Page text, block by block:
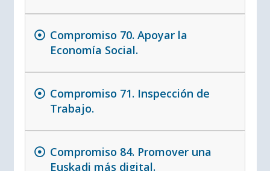
Compromiso 70. Apoyar la
Economía Social.
Compromiso 71. Inspección de
Trabajo.
Compromiso 84. Promover una
Euskadi más digital.